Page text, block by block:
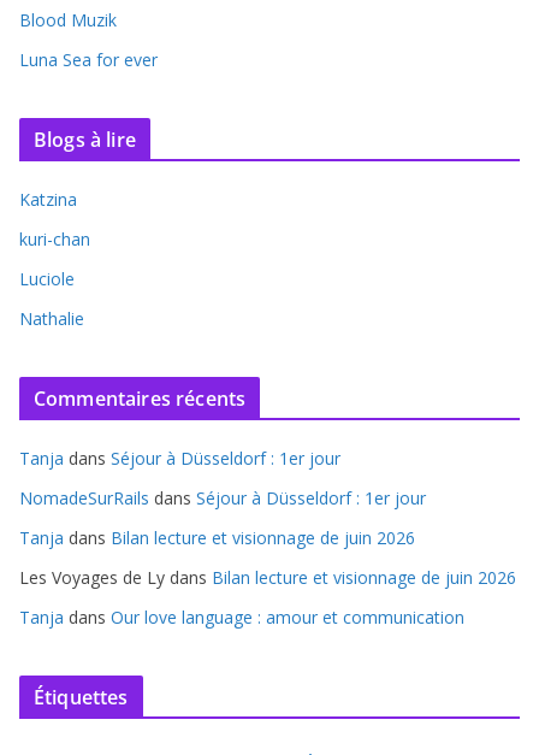
Blood Muzik
Luna Sea for ever
Blogs à lire
Katzina
kuri-chan
Luciole
Nathalie
Commentaires récents
Tanja dans Séjour à Düsseldorf : 1er jour
NomadeSurRails dans Séjour à Düsseldorf : 1er jour
Tanja dans Bilan lecture et visionnage de juin 2026
Les Voyages de Ly dans Bilan lecture et visionnage de juin 2026
Tanja dans Our love language : amour et communication
Étiquettes